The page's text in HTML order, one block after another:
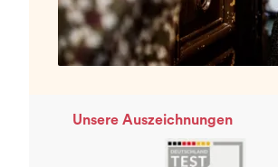
Unsere Auszeichnungen